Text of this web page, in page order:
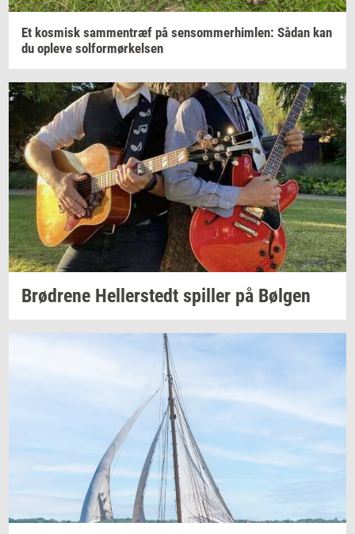
Et kos­misk sam­men­træf på sen­som­mer­him­len: Sådan kan
du op­le­ve sol­for­mør­kel­sen
Brød­re­ne Hel­ler­stedt spil­ler på Bøl­gen